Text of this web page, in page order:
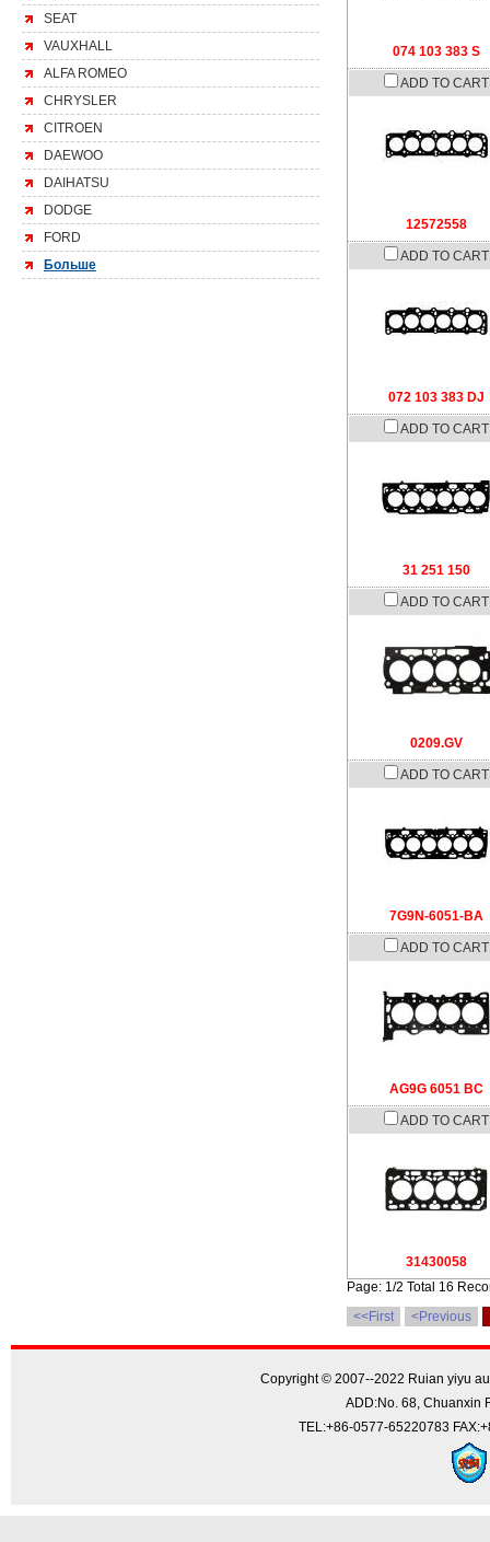
074 103 383 S
ADD TO CART
12572558
ADD TO CART
072 103 383 DJ
ADD TO CART
31 251 150
ADD TO CART
0209.GV
ADD TO CART
7G9N-6051-BA
ADD TO CART
AG9G 6051 BC
ADD TO CART
31430058
Page: 1/2 Total 16
<<First
<Previous
SEAT
VAUXHALL
ALFA ROMEO
CHRYSLER
CITROEN
DAEWOO
DAIHATSU
DODGE
FORD
Больше
Copyright © 2007--2022 Ruian yiyu
ADD:No. 68, Chuanxin
TEL:+86-0577-65220783